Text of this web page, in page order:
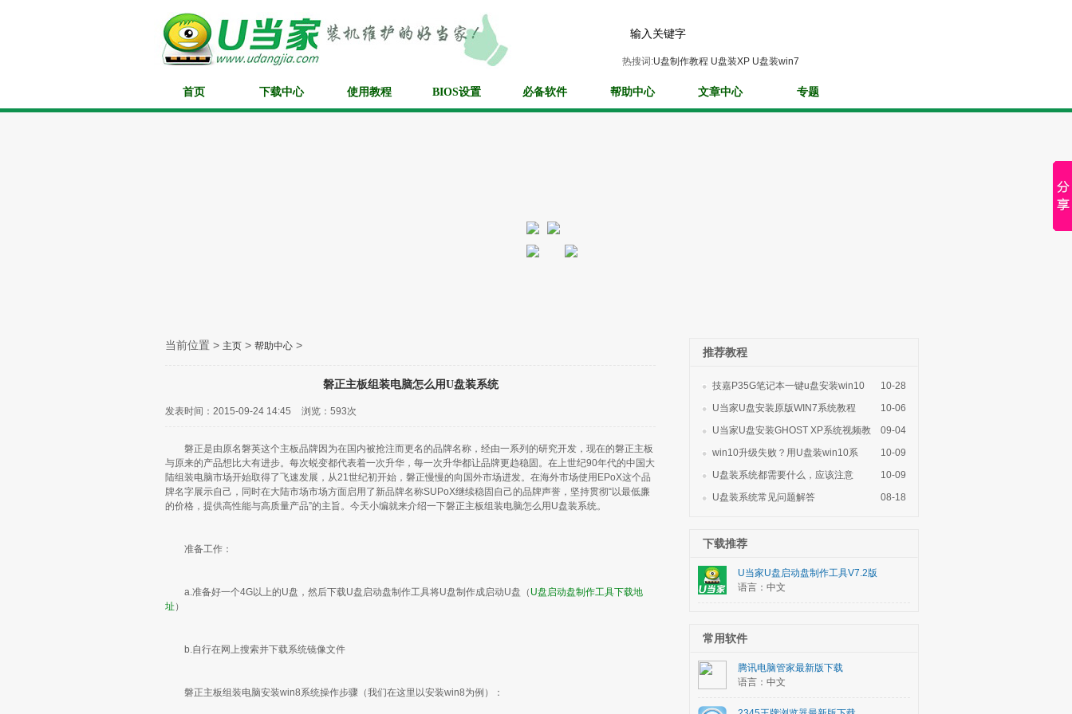
热搜词:U盘制作教程 U盘装XP U盘装win7
首页 下载中心 使用教程 BIOS设置 必备软件 帮助中心 文章中心 专题
当前位置 > 主页 > 帮助中心 >
磐正主板组装电脑怎么用U盘装系统
发表时间：2015-09-24 14:45 浏览： 593次
磐正是由原名磐英这个主板品牌因为在国内被抢注而更名的品牌名称，经由一系列的研究开发，现在的磐正主板
与原来的产品想比大有进步。每次蜕变都代表着一次升华，每一次升华都让品牌更趋稳固。在上世纪90年代的中国大
陆组装电脑市场开始取得了飞速发展，从21世纪初开始，磐正慢慢的向国外市场进发。在海外市场使用EPoX这个品
牌名字展示自己，同时在大陆市场市场方面启用了新品牌名称SUPoX继续稳固自己的品牌声誉，坚持贯彻“以最低廉
的价格，提供高性能与高质量产品”的主旨。今天小编就来介绍一下磐正主板组装电脑怎么用U盘装系统。
准备工作：
a.准备好一个4G以上的U盘，然后下载U盘启动盘制作工具将U盘制作成启动U盘（ U盘启动盘制作工具下载地
址 ）
b.自行在网上搜索并下载系统镜像文件
磐正主板组装电脑安装win8系统操作步骤（我们在这里以安装win8为例）：
推荐教程
技嘉P35G笔记本一键u盘安装win10
系
10-28
U当家U盘安装原版WIN7系统教程
10-06
U当家U盘安装GHOST XP系统视频教
程
09-04
win10升级失败？用U盘装win10系
统，
10-09
U盘装系统都需要什么，应该注意
10-09
U盘装系统常见问题解答
08-18
下载推荐
U当家U盘启动盘制作工具V7.2版
语言：中文
常用软件
腾讯电脑管家最新版下载
语言：中文